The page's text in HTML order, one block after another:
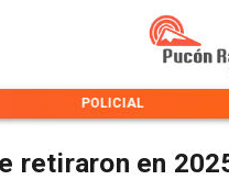
POLICIAL
retiraron en